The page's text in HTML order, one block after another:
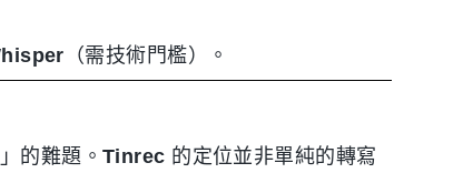
（需技術門檻）。
的難題。 Tinrec 的定位並非單純的轉寫